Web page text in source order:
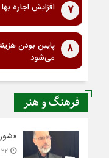
7 افزایش اجاره بها بیش از
8
پایین بودن
می‌شود
فرهنگ و هنر
۲۲ تیر ۱۴۰۵ - ۹:۵۲